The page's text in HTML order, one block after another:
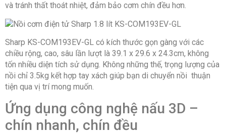
Thông số kích thước/Lắp đặt
Loại dây nguồn: Tháo rời
Kích thước: 39.1cm x 29.6cm x 24.3cm (Rộng x sâu x
cao)
Trọng lượng sản phẩm: 3,5kg
Xuất xứ & Bảo hành
Thương hiệu: Sharp
Xuất xứ thương hiệu: Nhật Bản
Sản xuất tại: Trung Quốc
Bảo hành: 12 tháng theo chính sách Hãng.
và tránh thất thoát nhiệt, đảm bảo cơm chín đều hơn.
Sharp KS-COM193EV-GL có kích thước gọn gàng với các
chiều rộng, cao, sâu lần lượt là 39.1 x 29.6 x 24.3cm, không
tốn nhiều diện tích sử dụng. Không những thế, trọng lượng của
nồi chỉ 3.5kg kết hợp tay xách giúp bạn di chuyển nồi thuận
tiện qua vị trí mong muốn.
Ứng dụng công nghệ nấu 3D –
chín nhanh, chín đều